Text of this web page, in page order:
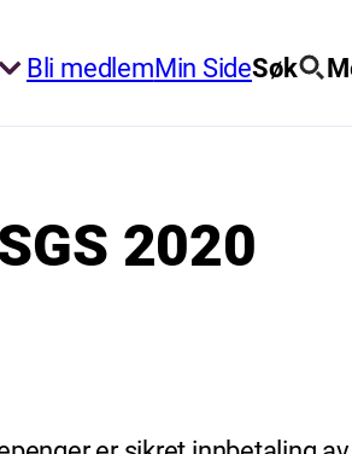
Bli medlemMin SideSøk
2020